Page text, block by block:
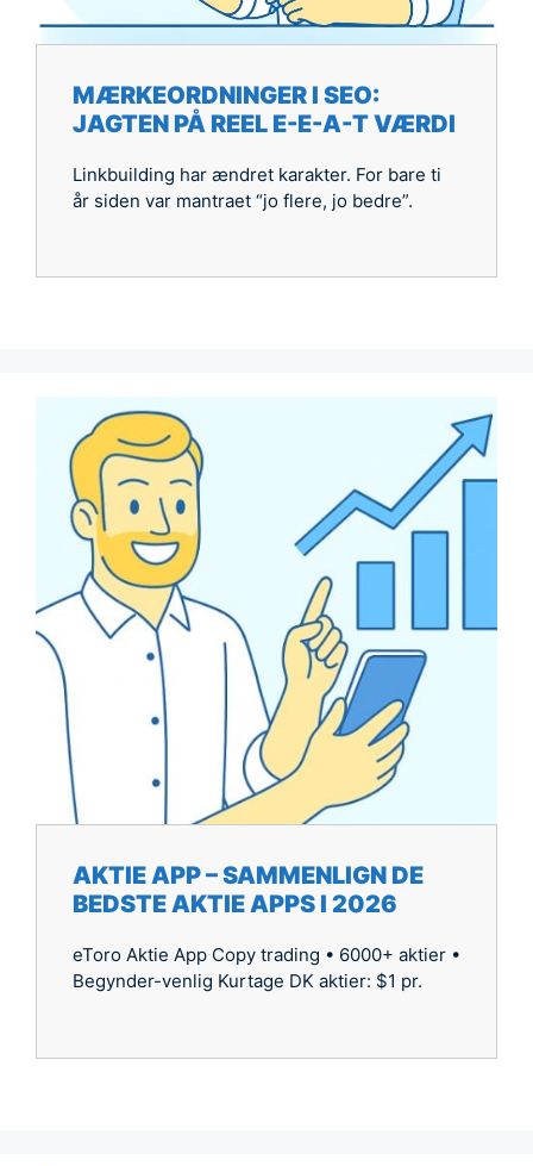
MÆRKEORDNINGER I SEO:
JAGTEN PÅ REEL E-E-A-T VÆRDI
Linkbuilding har ændret karakter. For bare ti
år siden var mantraet “jo flere, jo bedre”.
AKTIE APP – SAMMENLIGN DE
BEDSTE AKTIE APPS I 2026
eToro Aktie App Copy trading • 6000+ aktier •
Begynder-venlig Kurtage DK aktier: $1 pr.